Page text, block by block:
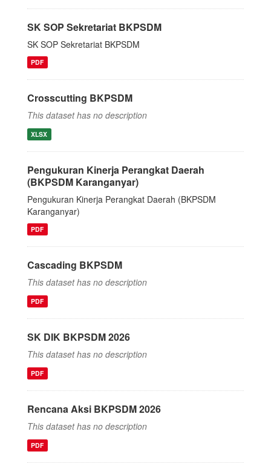
SK SOP Sekretariat BKPSDM
SK SOP Sekretariat BKPSDM
PDF
Crosscutting BKPSDM
This dataset has no description
XLSX
Pengukuran Kinerja Perangkat Daerah
(BKPSDM Karanganyar)
Pengukuran Kinerja Perangkat Daerah (BKPSDM
Karanganyar)
PDF
Cascading BKPSDM
This dataset has no description
PDF
SK DIK BKPSDM 2026
This dataset has no description
PDF
Rencana Aksi BKPSDM 2026
This dataset has no description
PDF